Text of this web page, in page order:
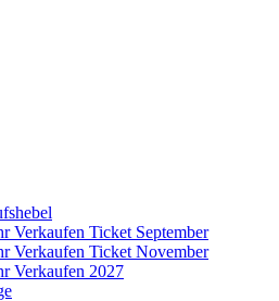
Verkaufen Ticket September
Verkaufen Ticket November
Verkaufen 2027